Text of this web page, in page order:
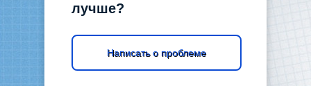
лучше?
Написать о проблеме